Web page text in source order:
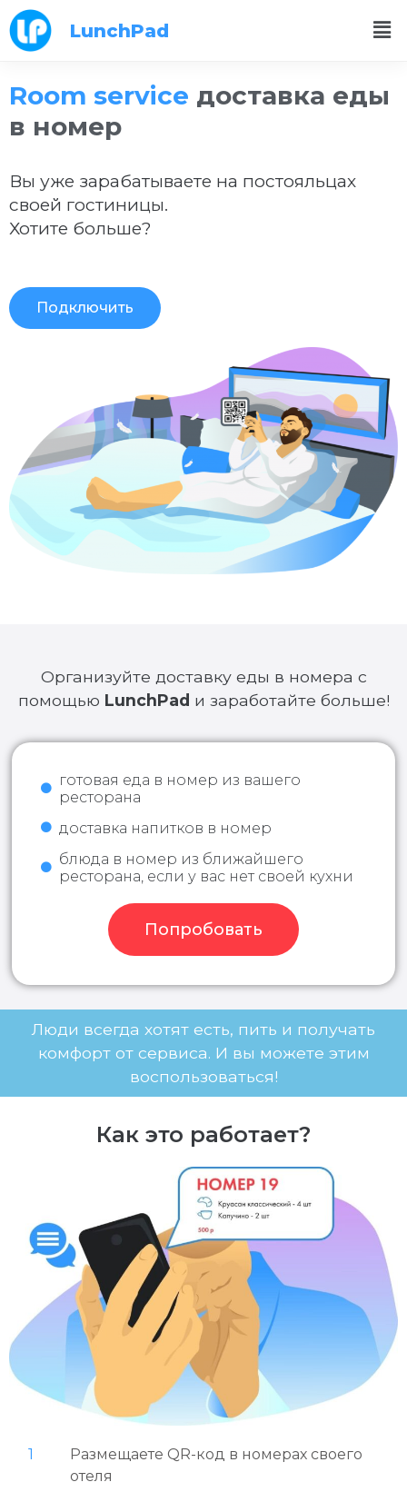
LunchPad
Room service доставка еды
в номер
Вы уже зарабатываете на постояльцах
своей гостиницы.
Хотите больше?
Подключить
Организуйте доставку еды в номера с
помощью LunchPad и заработайте больше!
готовая еда в номер из вашего
ресторана
доставка напитков в номер
блюда в номер из ближайшего
ресторана, если у вас нет своей кухни
Попробовать
Люди всегда хотят есть, пить и получать
комфорт от сервиса. И вы можете этим
воспользоваться!
Как это работает?
1
Размещаете QR-код в номерах своего
отеля